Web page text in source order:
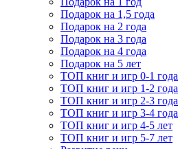
Подарок на 1,5 года
Подарок на 2 года
Подарок на 3 года
Подарок на 4 года
Подарок на 5 лет
ТОП книг и игр 0-1 года
ТОП книг и игр 1-2 года
ТОП книг и игр 2-3 года
ТОП книг и игр 3-4 года
ТОП книг и игр 4-5 лет
ТОП книг и игр 5-7 лет